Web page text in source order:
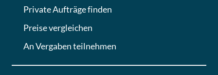
Lektion 6
Abgabe von Angeboten
Lektion
Lektion 7
Private Aufträge finden
Preise vergleichen
An Vergaben teilnehmen